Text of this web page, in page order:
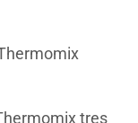
tres